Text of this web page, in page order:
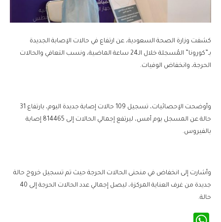
كشفت وزارة الصحة السعودية، عن ارتفاع في حالات الإصابة الجديدة
بـ”كورونا” المُسجلة خلال الـ24 ساعة الماضية، ونسب التعافي والحالات
الحرجة، وانخفاض الوفيات.
وأوضحت الإحصائيات، تسجيل 109 حالات إصابة جديدة اليوم، بارتفاع 31
حالة عن المسجل يوم أمس، ليرتفع إجمالي الحالات إلى 814465 إصابة
بالفيروس.
وأشارت إلى انخفاض في منحنى الحالات الحرجة حيث تم تسجيل خروج حالة
جديدة من غرف العناية المركزة، ليصل إجمالي عدد الحالات الحرجة إلى 40
حالة.